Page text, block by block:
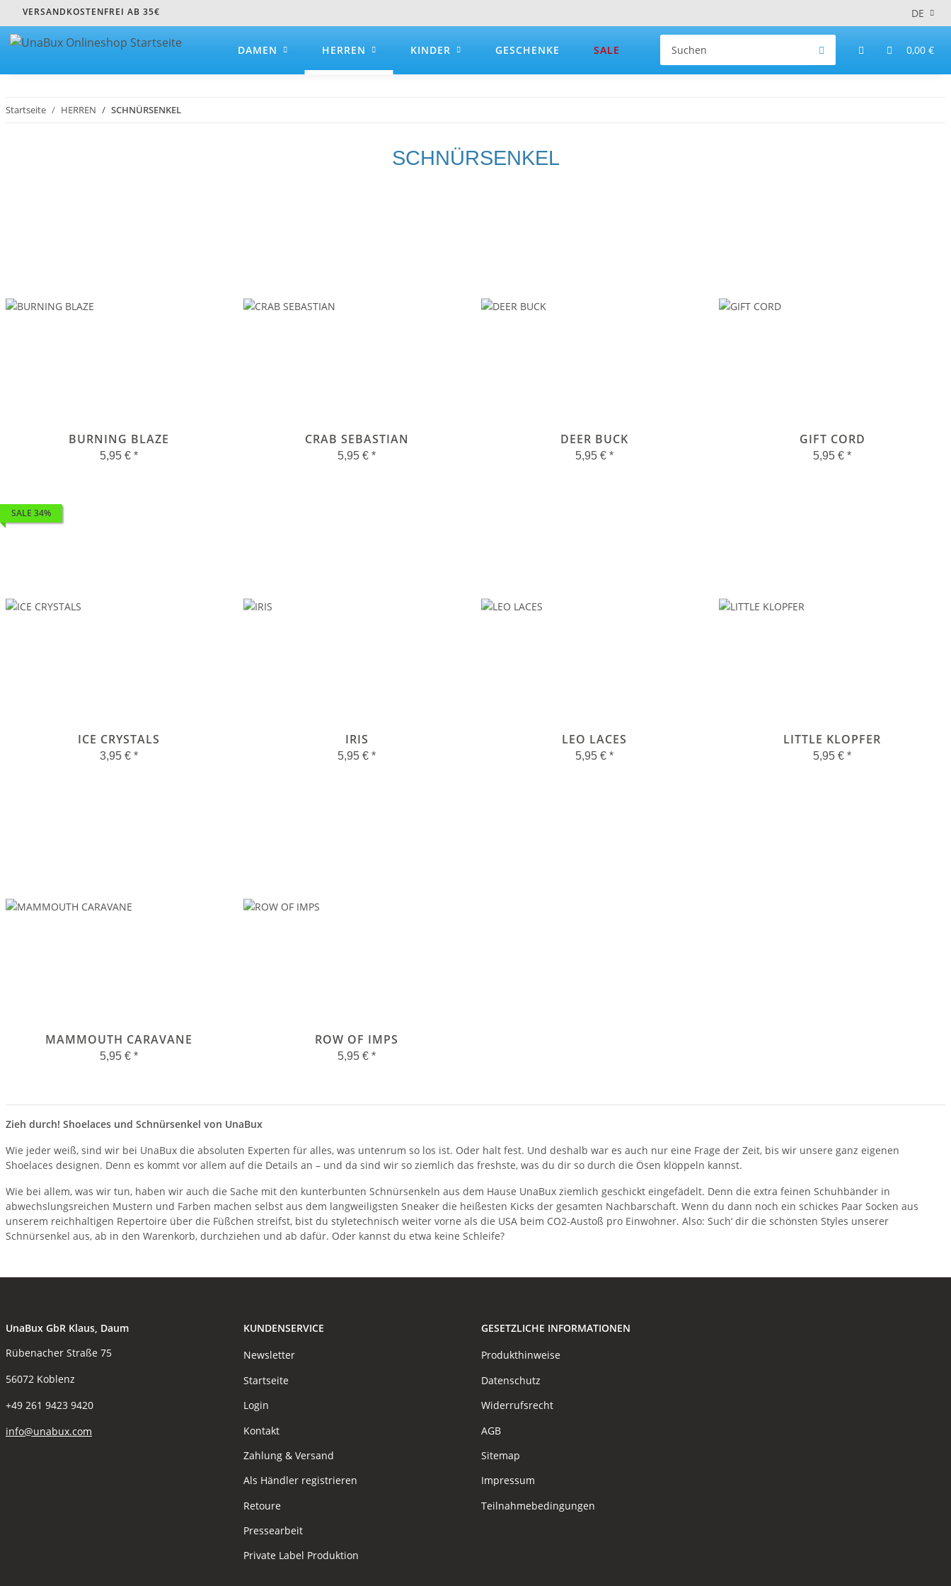
VERSANDKOSTENFREI AB 35€ DE
0,00 €
DAMEN HERREN KINDER GESCHENKE SALE
Startseite HERREN SCHNÜRSENKEL
SCHNÜRSENKEL
BURNING BLAZE
5,95 € *
CRAB SEBASTIAN
5,95 € *
DEER BUCK
5,95 € *
GIFT CORD
5,95 € *
SALE 34%
ICE CRYSTALS
3,95 € *
IRIS
5,95 € *
LEO LACES
5,95 € *
LITTLE KLOPFER
5,95 € *
MAMMOUTH CARAVANE
5,95 € *
ROW OF IMPS
5,95 € *
Zieh durch! Shoelaces und Schnürsenkel von UnaBux
Wie jeder weiß, sind wir bei UnaBux die absoluten Experten für alles, was untenrum so los ist. Oder halt fest. Und deshalb war es auch nur eine Frage der Zeit, bis wir unsere ganz eigenen
Shoelaces designen. Denn es kommt vor allem auf die Details an – und da sind wir so ziemlich das freshste, was du dir so durch die Ösen klöppeln kannst.
Wie bei allem, was wir tun, haben wir auch die Sache mit den kunterbunten Schnürsenkeln aus dem Hause UnaBux ziemlich geschickt eingefädelt. Denn die extra feinen Schuhbänder in
abwechslungsreichen Mustern und Farben machen selbst aus dem langweiligsten Sneaker die heißesten Kicks der gesamten Nachbarschaft. Wenn du dann noch ein schickes Paar Socken aus
unserem reichhaltigen Repertoire über die Füßchen streifst, bist du styletechnisch weiter vorne als die USA beim CO2-Austoß pro Einwohner. Also: Such‘ dir die schönsten Styles unserer
Schnürsenkel aus, ab in den Warenkorb, durchziehen und ab dafür. Oder kannst du etwa keine Schleife?
UnaBux GbR Klaus, Daum
Rübenacher Straße 75
56072 Koblenz
+49 261 9423 9420
info@unabux.com
KUNDENSERVICE
Newsletter
Startseite
Login
Kontakt
Zahlung & Versand
Als Händler registrieren
Retoure
Pressearbeit
Private Label Produktion
GESETZLICHE INFORMATIONEN
Produkthinweise
Datenschutz
Widerrufsrecht
AGB
Sitemap
Impressum
Teilnahmebedingungen